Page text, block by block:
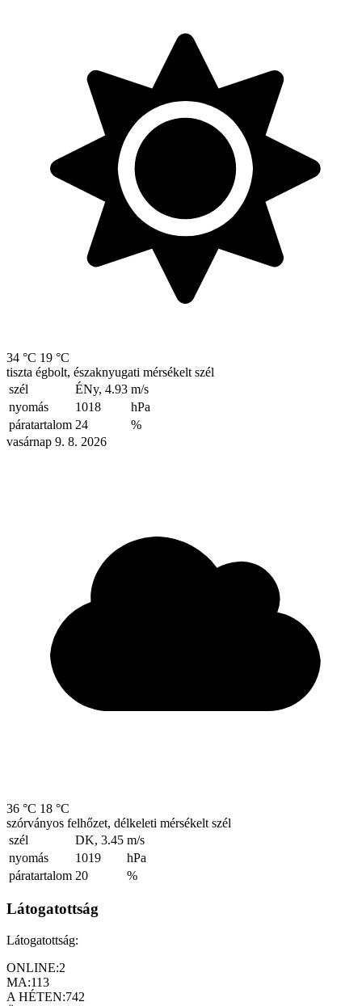
34 °C 19 °C
tiszta égbolt, északnyugati mérsékelt szél
szél
ÉNy, 4.93 m/s
nyomás
1018
hPa
páratartalom 24
%
vasárnap 9. 8. 2026
36 °C 18 °C
szórványos felhőzet, délkeleti mérsékelt szél
szél
DK, 3.45 m/s
nyomás
1019
hPa
páratartalom 20 %
Látogatottság
Látogatottság:
ONLINE:2
MA:113
A HÉTEN:742